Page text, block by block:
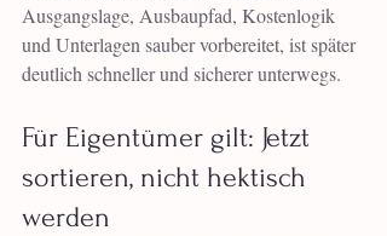
Ausgangslage, Ausbaupfad, Kostenlogik
und Unterlagen sauber vorbereitet, ist später
deutlich schneller und sicherer unterwegs.
Für Eigentümer gilt: Jetzt
sortieren, nicht hektisch
werden